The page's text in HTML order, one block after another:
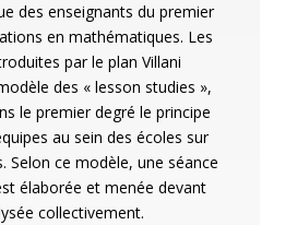
des enseignants du premier
en mathématiques. Les
par le plan Villani
des « lesson studies »,
le premier degré le principe
au sein des écoles sur
Selon ce modèle, une séance
élaborée et menée devant
collectivement.